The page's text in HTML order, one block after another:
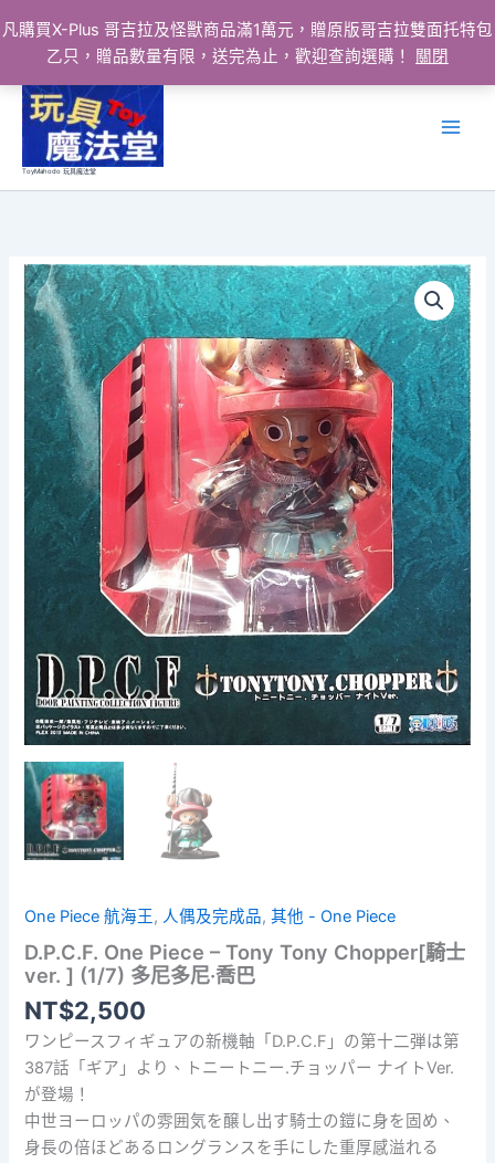
凡購買X-Plus 哥吉拉及怪獸商品滿1萬元，贈原版哥吉拉雙面托特包
乙只，贈品數量有限，送完為止，歡迎查詢選購！
關閉
ToyMahodo 玩具魔法堂
One Piece 航海王, 人偶及完成品,其他 - One Piece
D.P.C.F. One Piece – Tony Tony Chopper[騎士
ver. ] (1/7) 多尼多尼·喬巴
NT$2,500
ワンピースフィギュアの新機軸「D.P.C.F」の第十二弾は第
387話「ギア」より、トニートニー.チョッパー ナイトVer.
が登場！
中世ヨーロッパの雰囲気を醸し出す騎士の鎧に身を固め、
身長の倍ほどあるロングランスを手にした重厚感溢れる